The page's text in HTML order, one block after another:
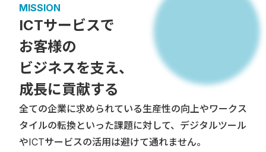
MISSION
ICTサービスで
お客様の
ビジネスを支え、
成長に貢献する
全ての企業に求められている生産性の向上やワークス
タイルの転換といった課題に対して、デジタルツール
やICTサービスの活用は避けて通れません。